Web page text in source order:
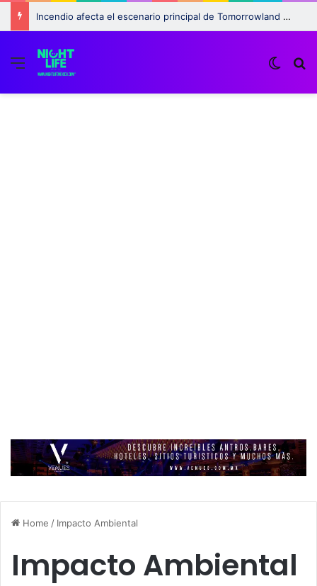
Incendio afecta el escenario principal de Tomorrowland 2025: ¿Qué pasará con el festival?
Menu
Home / Impacto Ambiental
Impacto Ambiental